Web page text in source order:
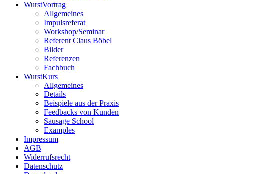
WurstVortrag
Allgemeines
Impulsreferat
Workshop/Seminar
Referent Claus Böbel
Bilder
Referenzen
Fachbuch
WurstKurs
Allgemeines
Details
Beispiele aus der Praxis
Feedbacks von Kunden
Sausage School
Examples
Impressum
AGB
Widerrufsrecht
Datenschutz